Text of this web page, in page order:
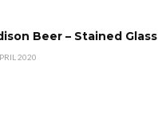
Beer – Stained Glass
2020